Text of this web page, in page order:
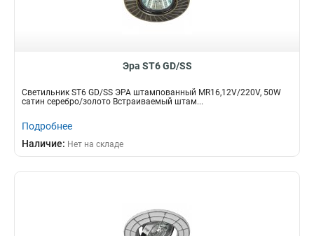
Эра ST6 GD/SS
Светильник ST6 GD/SS ЭРА штампованный MR16,12V/220V, 50W
сатин серебро/золото Встраиваемый штам...
Подробнее
Наличие: Нет на складе